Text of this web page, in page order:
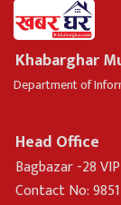
Khabarghar
Department of
Head Office
Bagbazar -28
Contact No: